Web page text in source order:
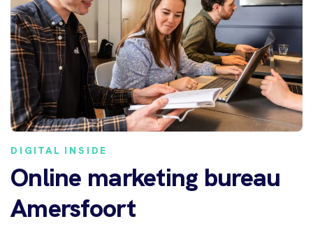
DIGITAL INSIDE
Online marketing bureau
Amersfoort